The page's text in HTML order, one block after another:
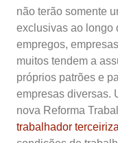
não terão somente
exclusivas ao longo
empregos,
muitos tendem a
próprios patrões e
empresas diversas.
nova Reforma
trabalhador